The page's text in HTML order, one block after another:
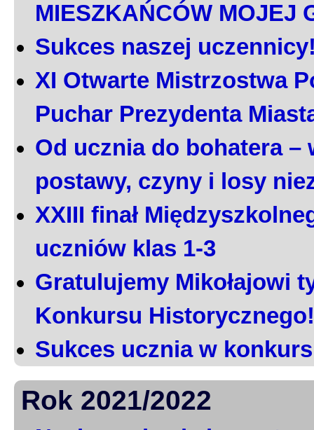
MIESZKAŃCÓW MOJEJ
Sukces naszej
XI Otwarte Mistrzostwa
Puchar Prezydenta
Od ucznia do bohatera –
postawy, czyny i losy
XXIII finał
uczniów klas 1-3
Gratulujemy Mikołajowi
Konkursu Historycznego!
Sukces ucznia w
Rok 2021/2022